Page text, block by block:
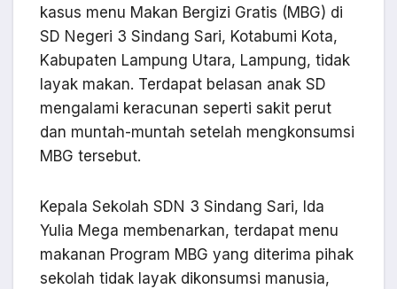
kasus menu Makan Bergizi Gratis (MBG) di
SD Negeri 3 Sindang Sari, Kotabumi Kota,
Kabupaten Lampung Utara, Lampung, tidak
layak makan. Terdapat belasan anak SD
mengalami keracunan seperti sakit perut
dan muntah-muntah setelah mengkonsumsi
MBG tersebut.
Kepala Sekolah SDN 3 Sindang Sari, Ida
Yulia Mega membenarkan, terdapat menu
makanan Program MBG yang diterima pihak
sekolah tidak layak dikonsumsi manusia,